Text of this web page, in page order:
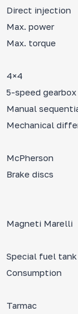
Direct injection
Max. power
Max. torque
4×4
5-speed gearbox
Manual
Mechanical
McPherson
Brake discs
Magneti Marelli
Special fuel tank
Consumption
Tarmac